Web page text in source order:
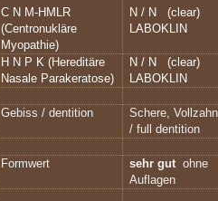
C N M-HMLR
(Centronukläre
Myopathie)
N / N
(clear)
LABOKLIN
H N P K (Hereditäre
Nasale Parakeratose)
N / N
(clear)
LABOKLIN
Gebiss / dentition
Schere,
/ full dentition
Formwert sehr gutohne
Auflagen